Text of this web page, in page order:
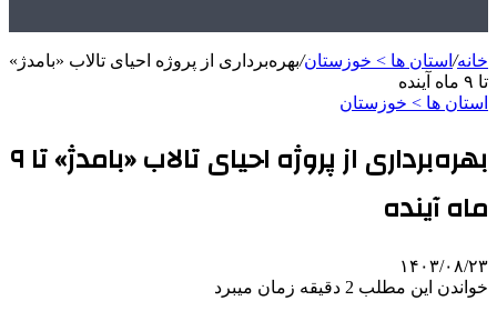
خانه/ استان ها > خوزستان/بهره‌برداری از پروژه احیای تالاب «بامدژ»
تا ۹ ماه آینده
استان ها > خوزستان
بهره‌برداری از پروژه احیای تالاب «بامدژ» تا ۹
ماه آینده
۱۴۰۳/۰۸/۲۳
خواندن این مطلب 2 دقیقه زمان میبرد